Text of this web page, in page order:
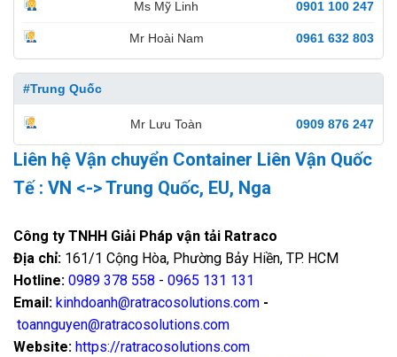
Ms Mỹ Linh 0901 100 247
Mr Hoài Nam 0961 632 803
#Trung Quốc
Mr Lưu Toàn 0909 876 247
Liên hệ Vận chuyển Container Liên Vận Quốc
Tế : VN <-> Trung Quốc, EU, Nga
Công ty TNHH Giải Pháp vận tải Ratraco
Địa chỉ: 161/1 Cộng Hòa, Phường Bảy Hiền, TP. HCM
Hotline: 0989 378 558 - 0965 131 131
Email: kinhdoanh@ratracosolutions.com -
toannguyen@ratracosolutions.com
Website: https://ratracosolutions.com